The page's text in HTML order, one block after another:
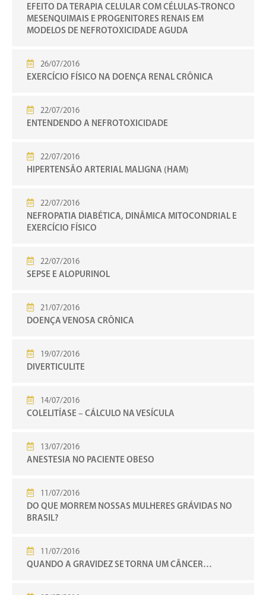
EFEITO DA TERAPIA CELULAR COM CÉLULAS-TRONCO
MESENQUIMAIS E PROGENITORES RENAIS EM
MODELOS DE NEFROTOXICIDADE AGUDA
26/07/2016
EXERCÍCIO FÍSICO NA DOENÇA RENAL CRÔNICA
22/07/2016
ENTENDENDO A NEFROTOXICIDADE
22/07/2016
HIPERTENSÃO ARTERIAL MALIGNA (HAM)
22/07/2016
NEFROPATIA DIABÉTICA, DINÂMICA MITOCONDRIAL E
EXERCÍCIO FÍSICO
22/07/2016
SEPSE E ALOPURINOL
21/07/2016
DOENÇA VENOSA CRÔNICA
19/07/2016
DIVERTICULITE
14/07/2016
COLELITÍASE – CÁLCULO NA VESÍCULA
13/07/2016
ANESTESIA NO PACIENTE OBESO
11/07/2016
DO QUE MORREM NOSSAS MULHERES GRÁVIDAS NO
BRASIL?
11/07/2016
QUANDO A GRAVIDEZ SE TORNA UM CÂNCER…